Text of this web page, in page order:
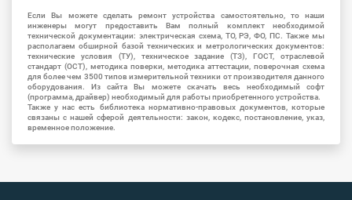
Если Вы можете сделать ремонт устройства самостоятельно, то наши
инженеры могут предоставить Вам полный комплект необходимой
технической документации: электрическая схема, ТО, РЭ, ФО, ПС. Также мы
располагаем обширной базой технических и метрологических документов:
технические условия (ТУ), техническое задание (ТЗ), ГОСТ, отраслевой
стандарт (ОСТ), методика поверки, методика аттестации, поверочная схема
для более чем 3500 типов измерительной техники от производителя данного
оборудования. Из сайта Вы можете скачать весь необходимый софт
(программа, драйвер) необходимый для работы приобретенного устройства.
Также у нас есть библиотека нормативно-правовых документов, которые
связаны с нашей сферой деятельности: закон, кодекс, постановление, указ,
временное положение.